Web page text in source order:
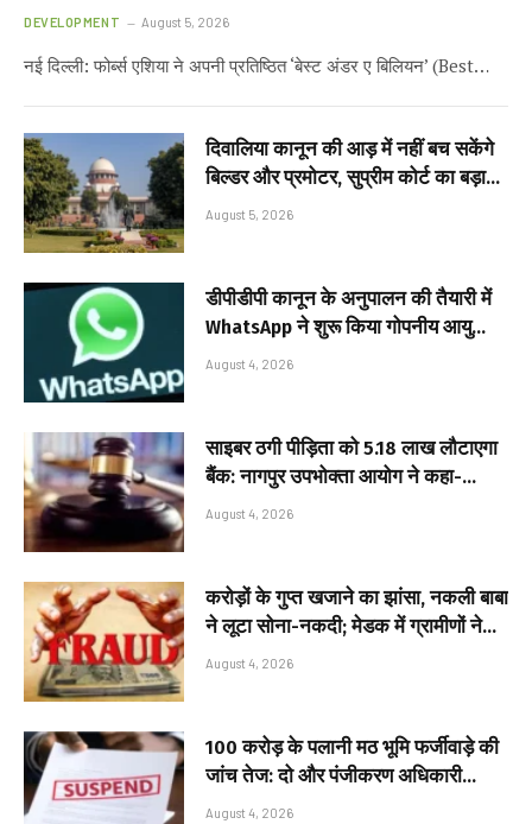
DEVELOPMENT August 5, 2026
नई दिल्ली: फोर्ब्स एशिया ने अपनी प्रतिष्ठित ‘बेस्ट अंडर ए बिलियन’ (Best…
दिवालिया कानून की आड़ में नहीं बच सकेंगे
बिल्डर और प्रमोटर, सुप्रीम कोर्ट का बड़ा
फैसला; घर खरीदारों को मिली बड़ी राहत
August 5, 2026
डीपीडीपी कानून के अनुपालन की तैयारी में
WhatsApp ने शुरू किया गोपनीय आयु
सत्यापन परीक्षण, यूजरनेम फीचर अब भी रोक
August 4, 2026
साइबर ठगी पीड़िता को ₹5.18 लाख लौटाएगा
बैंक: नागपुर उपभोक्ता आयोग ने कहा-
संदिग्ध लेनदेन की निगरानी करना बैंकों की
August 4, 2026
करोड़ों के गुप्त खजाने का झांसा, नकली बाबा
ने लूटा सोना-नकदी; मेडक में ग्रामीणों ने
दबोचा
August 4, 2026
₹100 करोड़ के पलानी मठ भूमि फर्जीवाड़े की
जांच तेज: दो और पंजीकरण अधिकारी
निलंबित, अब तक चार अधिकारियों पर
August 4, 2026